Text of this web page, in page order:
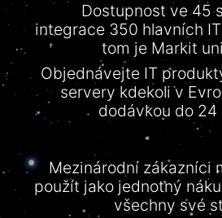
Dostupnost ve 45
integrace 350 hlavních IT
tom je Markit
ObjednávejteIT
servery kdekoli v
dodávkou do 24
Mezinárodní zákazníci
použít jako jednotný
všechny své